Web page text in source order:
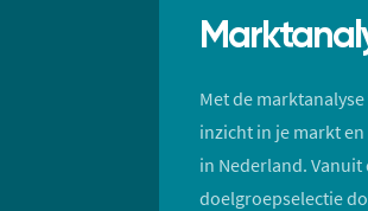
Met de
inzicht in je markt
in Nederland.
doelgroepselectie